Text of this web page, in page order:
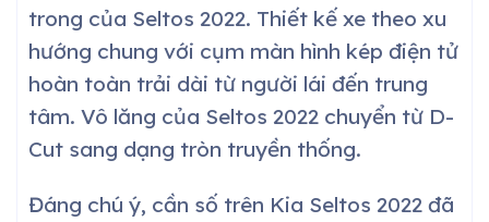
trong của Seltos 2022. Thiết kế xe theo xu
hướng chung với cụm màn hình kép điện tử
hoàn toàn trải dài từ người lái đến trung
tâm. Vô lăng của Seltos 2022 chuyển từ D-
Cut sang dạng tròn truyền thống.
Đáng chú ý, cần số trên Kia Seltos 2022 đã